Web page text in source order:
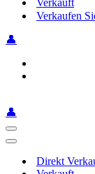
Verkauft
Verkaufen
👤
👤
Navigationsmenü
Navigationsmenü
Direkt